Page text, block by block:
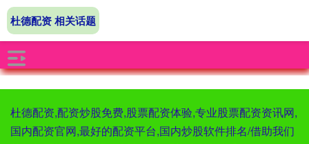
杜德配资,配资炒股免费,股票配资体验,专业股票配资资讯网,
国内配资官网,最好的配资平台,国内炒股软件排名/借助我们
杜德配资 相关话题